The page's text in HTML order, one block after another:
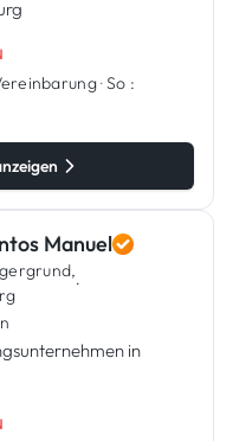
·So :
Manuel
·
in